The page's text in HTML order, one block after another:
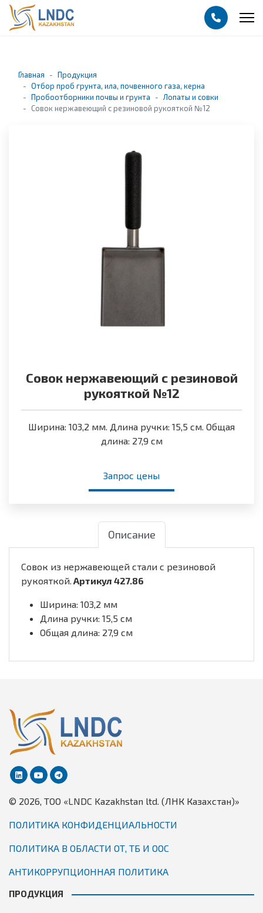
Главная
Продукция
Отбор проб грунта, ила, почвенного газа, керна
Пробоотборники почвы и грунта
Лопаты и совки
Совок нержавеющий с резиновой рукояткой №12
Совок нержавеющий с резиновой
рукояткой №12
Ширина: 103,2 мм. Длина ручки: 15,5 см. Общая
длина: 27,9 см
Запрос цены
Описание
Совок из нержавеющей стали с резиновой
рукояткой. Артикул 427.86
Ширина: 103,2 мм
Длина ручки: 15,5 см
Общая длина: 27,9 см
© 2026, TОО «LNDC Kazakhstan ltd. (ЛНК Казахстан)»
ПОЛИТИКА КОНФИДЕНЦИАЛЬНОСТИ
ПОЛИТИКА В ОБЛАСТИ ОТ, ТБ И ООС
АНТИКОРРУПЦИОННАЯ ПОЛИТИКА
ПРОДУКЦИЯ